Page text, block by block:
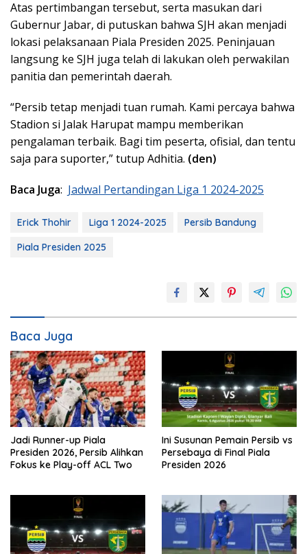
Atas pertimbangan tersebut, serta masukan dari
Gubernur Jabar, di putuskan bahwa SJH akan menjadi
lokasi pelaksanaan Piala Presiden 2025. Peninjauan
langsung ke SJH juga telah di lakukan oleh perwakilan
panitia dan pemerintah daerah.
“Persib tetap menjadi tuan rumah. Kami percaya bahwa
Stadion si Jalak Harupat mampu memberikan
pengalaman terbaik. Bagi tim peserta, ofisial, dan tentu
saja para suporter,” tutup Adhitia. (den)
Baca Juga: Jadwal Pertandingan Liga 1 2024-2025
Erick Thohir Liga 1 2024-2025
Persib Bandung
Piala Presiden 2025
Baca Juga
Jadi Runner-up Piala
Presiden 2026, Persib Alihkan
Fokus ke Play-off ACL Two
Ini Susunan Pemain Persib vs
Persebaya di Final Piala
Presiden 2026